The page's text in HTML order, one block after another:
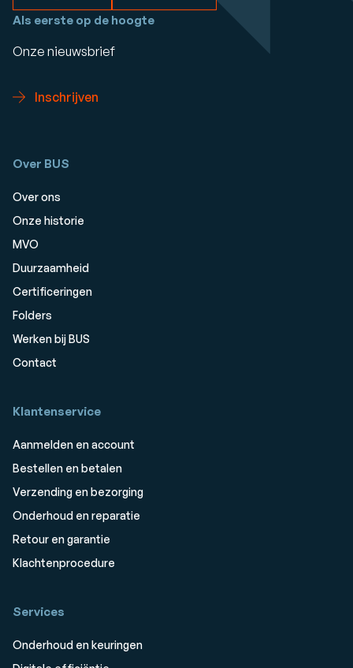
Als eerste op de hoogte
Onze nieuwsbrief
Inschrijven
Over BUS
Over ons
Onze historie
MVO
Duurzaamheid
Certificeringen
Folders
Werken bij BUS
Contact
Klantenservice
Aanmelden en account
Bestellen en betalen
Verzending en bezorging
Onderhoud en reparatie
Retour en garantie
Klachtenprocedure
Services
Onderhoud en keuringen